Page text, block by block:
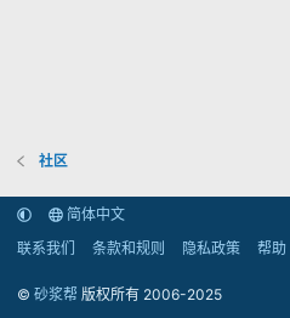
社区
简体中文
联系我们
条款和规则 隐私政策 帮助
© 砂浆帮 版权所有 2006-2025